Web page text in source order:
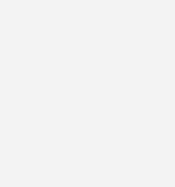
Leitungsfunktionen,
oder sogar eine spätere
Gleichzeitig steigert das Modell die
Talente und soll so dem Fach- und
das ist eine Herausforderung. Aber
Menschen und für den
lohnt“, betont Hering. „Unser
Digitalisierung, neue Technologien
– dafür brauchen wir